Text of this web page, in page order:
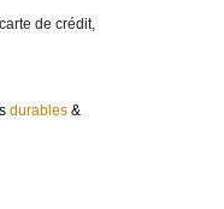
de crédit,
durables&